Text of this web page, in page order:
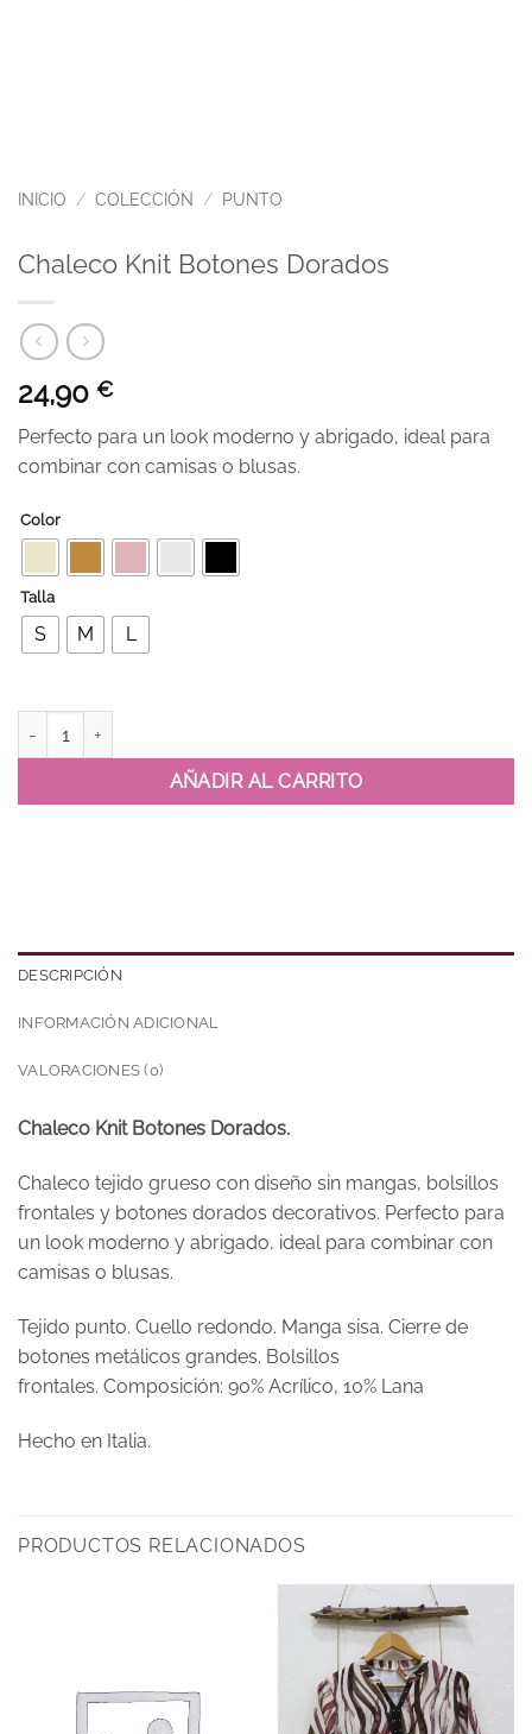
INICIO / COLECCIÓN / PUNTO
Chaleco Knit Botones Dorados
24,90 €
Perfecto para un look moderno y abrigado, ideal para
combinar con camisas o blusas.
Color
Talla
S M L
AÑADIR AL CARRITO
DESCRIPCIÓN
INFORMACIÓN ADICIONAL
VALORACIONES (0)
Chaleco Knit Botones Dorados.
Chaleco tejido grueso con diseño sin mangas, bolsillos
frontales y botones dorados decorativos. Perfecto para
un look moderno y abrigado, ideal para combinar con
camisas o blusas.
Tejido punto. Cuello redondo. Manga sisa. Cierre de
botones metálicos grandes. Bolsillos
frontales. Composición: 90% Acrílico, 10% Lana
Hecho en Italia.
PRODUCTOS RELACIONADOS